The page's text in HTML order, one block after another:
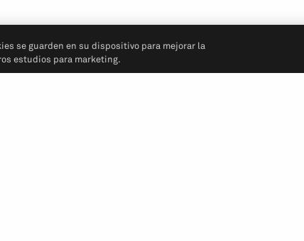
se guarden en su dispositivo para mejorar la
estudios para marketing.